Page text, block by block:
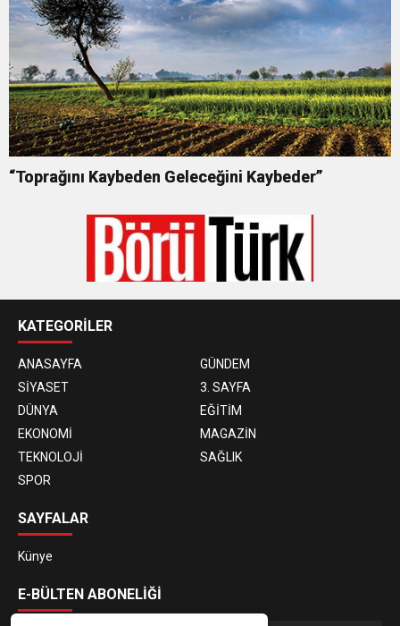
“Toprağını Kaybeden Geleceğini Kaybeder”
KATEGORİLER
ANASAYFA
GÜNDEM
SİYASET
3. SAYFA
DÜNYA
EĞİTİM
EKONOMİ
MAGAZİN
TEKNOLOJİ
SAĞLIK
SPOR
SAYFALAR
Künye
E-BÜLTEN ABONELİĞİ